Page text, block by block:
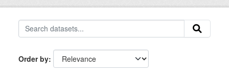
Order by